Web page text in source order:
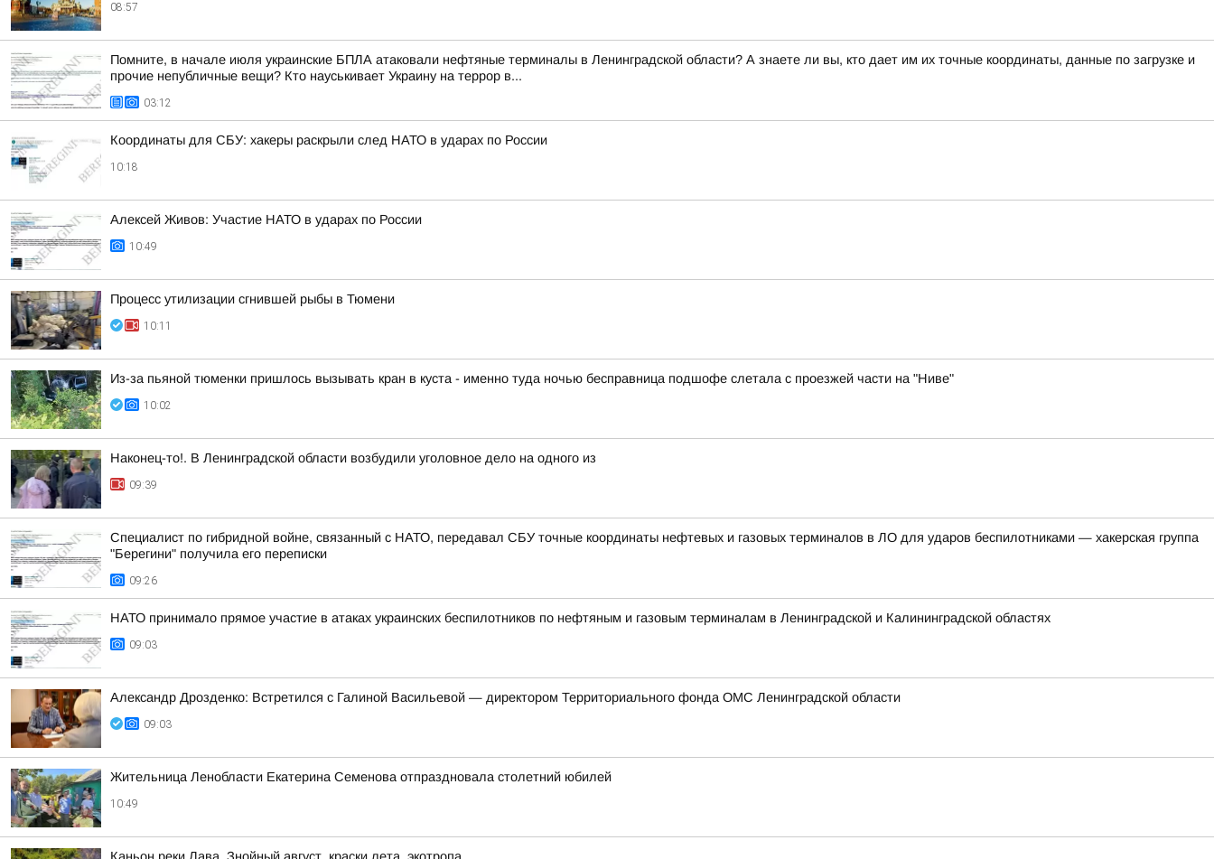
08:57
Помните, в начале июля украинские БПЛА атаковали нефтяные терминалы в Ленинградской области? А знаете ли вы, кто дает им их точные координаты, данные по загрузке и
прочие непубличные вещи? Кто науськивает Украину на террор в...
03:12
Координаты для СБУ: хакеры раскрыли след НАТО в ударах по России
10:18
Алексей Живов: Участие НАТО в ударах по России
10:49
Процесс утилизации сгнившей рыбы в Тюмени
10:11
Из-за пьяной тюменки пришлось вызывать кран в куста - именно туда ночью бесправница подшофе слетала с проезжей части на "Ниве"
10:02
Наконец-то!. В Ленинградской области возбудили уголовное дело на одного из
09:39
Специалист по гибридной войне, связанный с НАТО, передавал СБУ точные координаты нефтевых и газовых терминалов в ЛО для ударов беспилотниками — хакерская группа
"Берегини" получила его переписки
09:26
НАТО принимало прямое участие в атаках украинских беспилотников по нефтяным и газовым терминалам в Ленинградской и Калининградской областях
09:03
Александр Дрозденко: Встретился с Галиной Васильевой — директором Территориального фонда ОМС Ленинградской области
09:03
Жительница Ленобласти Екатерина Семенова отпраздновала столетний юбилей
10:49